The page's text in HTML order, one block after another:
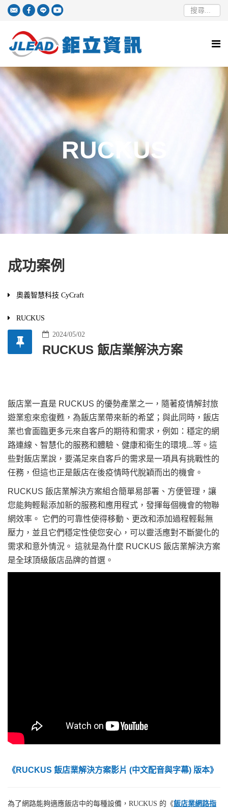
RUCKUS
成功案例
奧義智慧科技 CyCraft
RUCKUS
2024/05/02
RUCKUS 飯店業解決方案
飯店業一直是 RUCKUS 的優勢產業之一，隨著疫情解封旅
遊業愈來愈復甦， 為飯店業帶來新的希望；與此同時，飯店
業也會面臨更多元來自客戶的期待和需求，例如：穩定的網
路連線 、 智慧化的服務和體驗、健康和衛生的環境...等。這
些對飯店業說，要滿足來自客戶的需求是一項具有挑戰性的
任務，但這也正是飯店在後疫情時代脫穎而出的機會。
RUCKUS 飯店業解決方案組合簡單易部署、方便管理，讓
您能夠輕鬆添加新的服務和應用程式，發揮每個機會的物聯
網效率。 它們的可靠性使得移動、更改和添加過程輕鬆無
壓力，並且它們穩定性使您安心，可以靈活應對不斷變化的
需求和意外情況。 這就是為什麼 RUCKUS 飯店業解決方案
是全球頂級飯店品牌的首選。
《RUCKUS 飯店業解決方案影片 (中文配音與字幕) 版本》
為了網路能夠適應飯店中的每種設備，RUCKUS 的《飯店業網路指